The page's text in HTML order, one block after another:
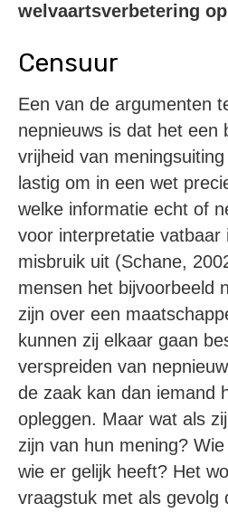
welvaartsverbetering
Censuur
Een van de argumenten
nepnieuws is dat het een
vrijheid van
lastig om in een wet
welke informatie echt of
voor interpretatie vatbaar
misbruik uit (Schane,
mensen het bijvoorbeeld
zijn over een
kunnen zij elkaar gaan
verspreiden van
de zaak kan dan iemand
opleggen. Maar wat als
zijn van hun mening?
wie er gelijk heeft? Het
vraagstuk met als gevolg